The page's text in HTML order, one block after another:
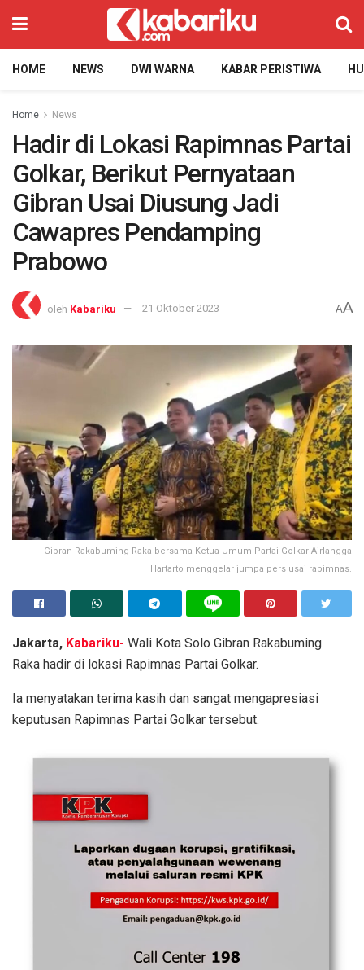
HOME NEWS DWI WARNA KABAR PERISTIWA
Home News
Hadir di Lokasi Rapimnas Partai
Golkar, Berikut Pernyataan
Gibran Usai Diusung Jadi
Cawapres Pendamping
Prabowo
oleh Kabariku 21 Oktober 2023 AA
Gibran Rakabuming Raka bersama Ketua Umum Partai Golkar Airlangga
Hartarto menggelar jumpa pers usai rapimnas.
Jakarta, Kabariku- Wali Kota Solo Gibran Rakabuming
Raka hadir di lokasi Rapimnas Partai Golkar.
Ia menyatakan terima kasih dan sangat mengapresiasi
keputusan Rapimnas Partai Golkar tersebut.